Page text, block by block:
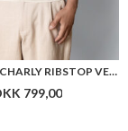
CLEAN CUT CHARLY RIBSTOP VEST
799,00